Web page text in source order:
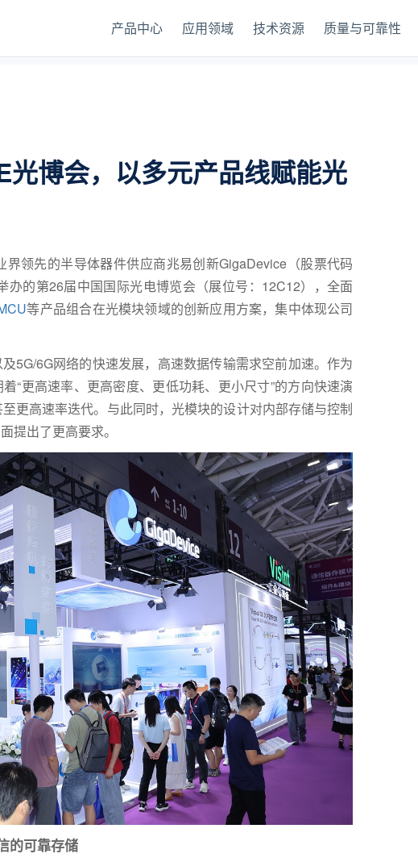
产品中心 应用领域 技术资源 质量与可靠性
光博会，以多元产品线赋能光
领先的半导体器件供应商兆易创新GigaDevice（股票代码
办的第26届中国国际光电博览会（展位号：12C12），全面
等产品组合在光模块领域的创新应用方案，集中体现公司
5G/6G网络的快速发展，高速数据传输需求空前加速。作为
“更高速率、更高密度、更低功耗、更小尺寸”的方向快速演
更高速率迭代。与此同时，光模块的设计对内部存储与控制
提出了更高要求。
的可靠存储